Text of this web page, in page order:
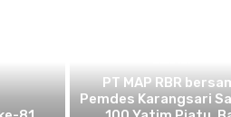
PT MAP RBR
Pemdes Karangsari